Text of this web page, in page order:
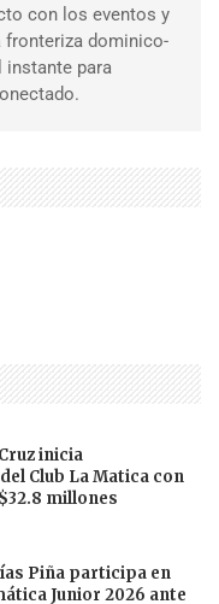
con los eventos y
fronteriza dominico-
instante para
inicia
Club La Matica con
millones
Piña participa en
Junior 2026 ante